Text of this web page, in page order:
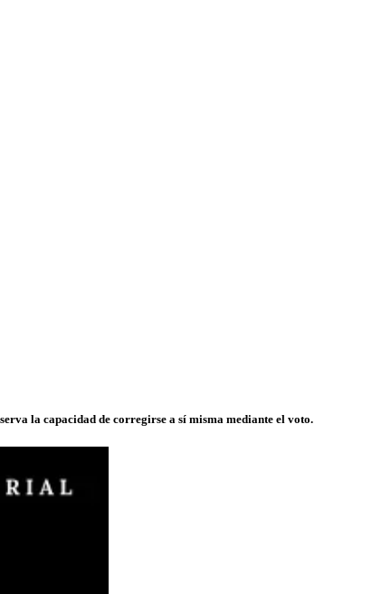
la capacidad de corregirse a sí misma mediante el voto.